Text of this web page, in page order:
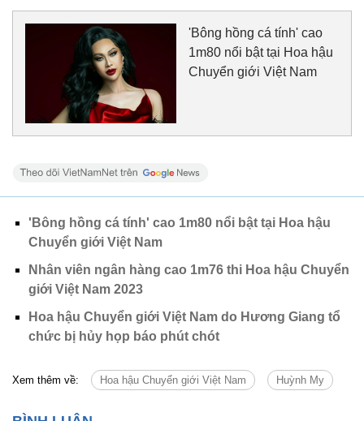
'Bông hồng cá tính' cao
1m80 nổi bật tại Hoa hậu
Chuyển giới Việt Nam
'Bông hồng cá tính' cao 1m80 nổi bật tại Hoa hậu
Chuyển giới Việt Nam
Nhân viên ngân hàng cao 1m76 thi Hoa hậu Chuyển
giới Việt Nam 2023
Hoa hậu Chuyển giới Việt Nam do Hương Giang tổ
chức bị hủy họp báo phút chót
Xem thêm về: Hoa hậu Chuyển giới Việt Nam Huỳnh My